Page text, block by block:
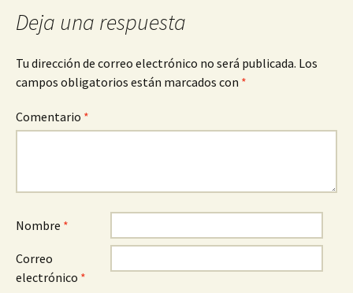
Deja una respuesta
Tu dirección de correo electrónico no será publicada. Los
campos obligatorios están marcados con *
Comentario *
Nombre *
Correo
electrónico *